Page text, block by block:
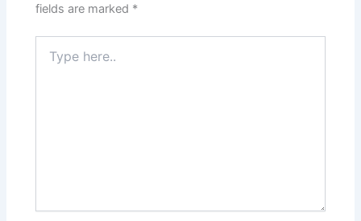
fields are marked *
here..